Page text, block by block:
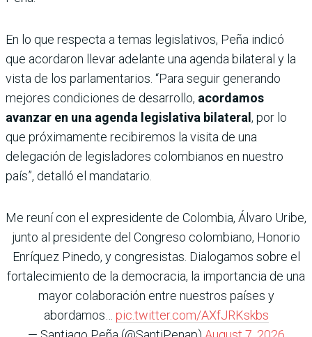
En lo que respecta a temas legislativos, Peña indicó
que acordaron llevar adelante una agenda bilateral y la
vista de los parlamentarios. “Para seguir generando
mejores condiciones de desarrollo, acordamos
avanzar en una agenda legislativa bilateral , por lo
que próximamente recibiremos la visita de una
delegación de legisladores colombianos en nuestro
país”, detalló el mandatario.
Me reuní con el expresidente de Colombia, Álvaro Uribe,
junto al presidente del Congreso colombiano, Honorio
Enríquez Pinedo, y congresistas. Dialogamos sobre el
fortalecimiento de la democracia, la importancia de una
mayor colaboración entre nuestros países y
abordamos… pic.twitter.com/AXfJRKskbs